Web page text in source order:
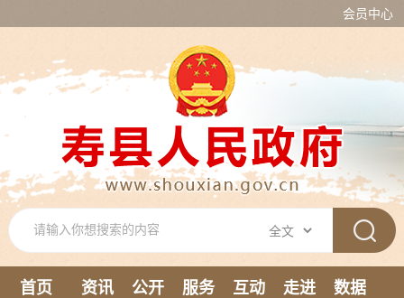
会员中心
首页 资讯 公开 服务 互动 走进
数据